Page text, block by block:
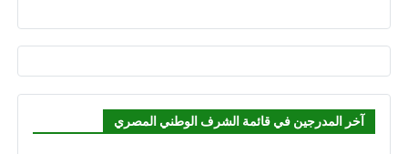
آخر المدرجين في قائمة الشرف الوطني المصري